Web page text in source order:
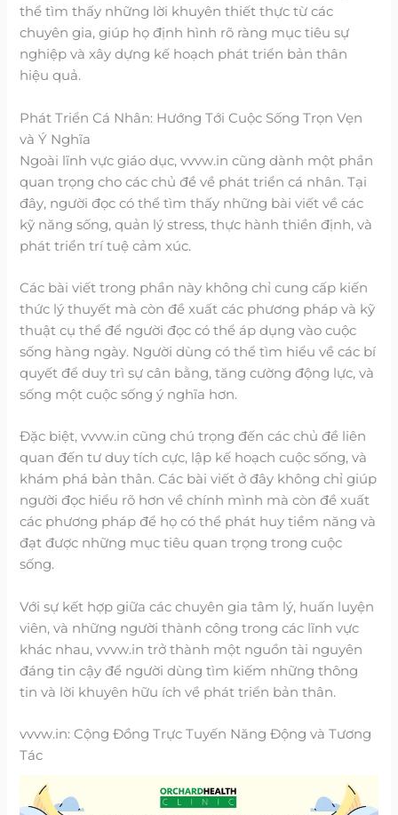
thể tìm thấy những lời khuyên thiết thực từ các
chuyên gia, giúp họ định hình rõ ràng mục tiêu sự
nghiệp và xây dựng kế hoạch phát triển bản thân
hiệu quả.
Phát Triển Cá Nhân: Hướng Tới Cuộc Sống Trọn Vẹn
và Ý Nghĩa
Ngoài lĩnh vực giáo dục, vvvw.in cũng dành một phần
quan trọng cho các chủ đề về phát triển cá nhân. Tại
đây, người đọc có thể tìm thấy những bài viết về các
kỹ năng sống, quản lý stress, thực hành thiền định, và
phát triển trí tuệ cảm xúc.
Các bài viết trong phần này không chỉ cung cấp kiến
thức lý thuyết mà còn đề xuất các phương pháp và kỹ
thuật cụ thể để người đọc có thể áp dụng vào cuộc
sống hàng ngày. Người dùng có thể tìm hiểu về các bí
quyết để duy trì sự cân bằng, tăng cường động lực, và
sống một cuộc sống ý nghĩa hơn.
Đặc biệt, vvvw.in cũng chú trọng đến các chủ đề liên
quan đến tư duy tích cực, lập kế hoạch cuộc sống, và
khám phá bản thân. Các bài viết ở đây không chỉ giúp
người đọc hiểu rõ hơn về chính mình mà còn đề xuất
các phương pháp để họ có thể phát huy tiềm năng và
đạt được những mục tiêu quan trọng trong cuộc
sống.
Với sự kết hợp giữa các chuyên gia tâm lý, huấn luyện
viên, và những người thành công trong các lĩnh vực
khác nhau, vvvw.in trở thành một nguồn tài nguyên
đáng tin cậy để người dùng tìm kiếm những thông
tin và lời khuyên hữu ích về phát triển bản thân.
vvvw.in: Cộng Đồng Trực Tuyến Năng Động và Tương
Tác